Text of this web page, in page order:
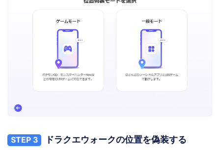
STEP 3 ドラクエウォークの位置を偽装する